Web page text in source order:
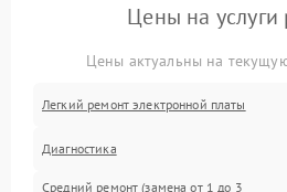
Цены на услуги
Цены актуальны на
Легкий ремонт электронной платы
Диагностика
Средний ремонт (замена от 1 до 3